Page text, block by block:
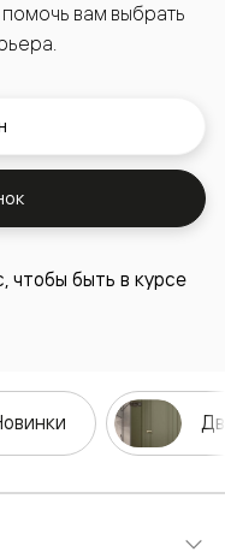
вам выбрать
чтобы быть в курсе